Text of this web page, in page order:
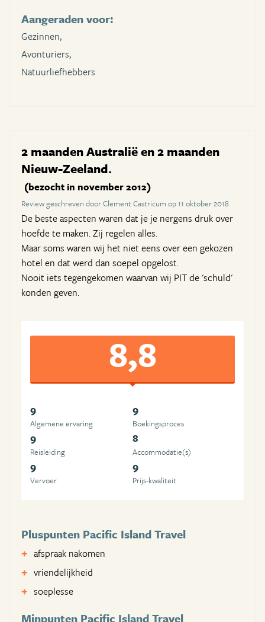
Aangeraden voor:
Gezinnen,
Avonturiers,
Natuurliefhebbers
2 maanden Australië en 2 maanden
Nieuw-Zeeland.
(bezocht in november 2012)
Review geschreven door Clement Castricum op 11 oktober 2018
De beste aspecten waren dat je je nergens druk over
hoefde te maken. Zij regelen alles.
Maar soms waren wij het niet eens over een gekozen
hotel en dat werd dan soepel opgelost.
Nooit iets tegengekomen waarvan wij PIT de 'schuld'
konden geven.
8,8
9
Algemene ervaring
9
Boekingsproces
9
Reisleiding
8
Accommodatie(s)
9
Vervoer
9
Prijs-kwaliteit
Pluspunten Pacific Island Travel
afspraak nakomen
vriendelijkheid
soeplesse
Minpunten Pacific Island Travel